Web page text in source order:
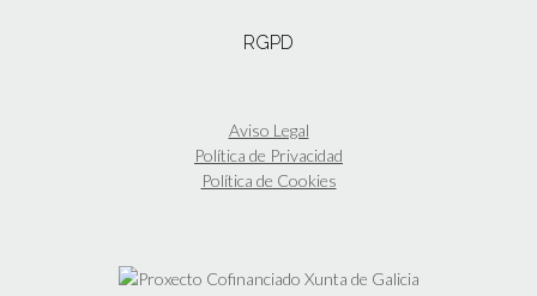
RGPD
Aviso Legal
Política de Privacidad
Política de Cookies